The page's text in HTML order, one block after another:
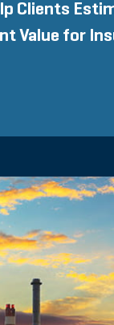
Clients
Value for